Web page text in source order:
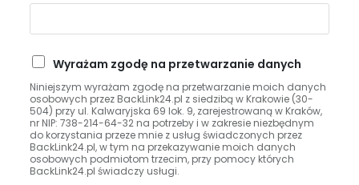
P
z
e
t
w
a
r
Wyrażam zgodę na przetwarzanie danych
Niniejszym wyrażam zgodę na przetwarzanie moich danych
osobowych przez BackLink24.pl z siedzibą w Krakowie (30-
504) przy ul. Kalwaryjska 69 lok. 9, zarejestrowaną w Kraków,
nr NIP: 738-214-64-32 na potrzeby i w zakresie niezbędnym
do korzystania przeze mnie z usług świadczonych przez
BackLink24.pl, w tym na przekazywanie moich danych
osobowych podmiotom trzecim, przy pomocy których
BackLink24.pl świadczy usługi.